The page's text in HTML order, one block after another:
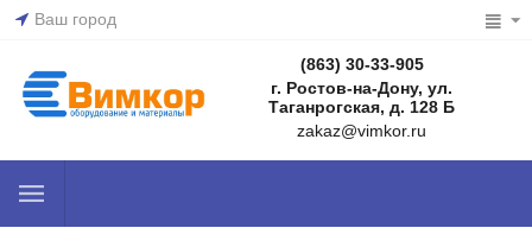
Ваш город
(863) 30-33-905
г. Ростов-на-Дону, ул.
Таганрогская, д. 128 Б
zakaz@vimkor.ru